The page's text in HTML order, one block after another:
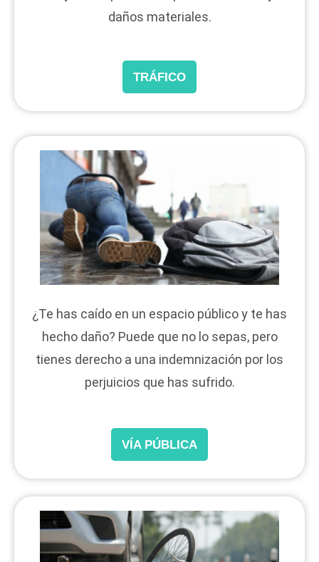
daños materiales.
TRÁFICO
¿Te has caído en un espacio público y te has
hecho daño? Puede que no lo sepas, pero
tienes derecho a una indemnización por los
perjuicios que has sufrido.
VÍA PÚBLICA